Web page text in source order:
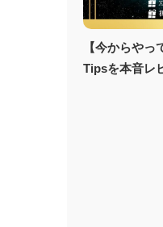
【今からや
Tipsを本音レ